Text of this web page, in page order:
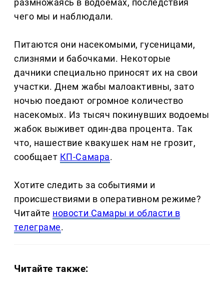
размножаясь в водоемах, последствия
чего мы и наблюдали.
Питаются они насекомыми, гусеницами,
слизнями и бабочками. Некоторые
дачники специально приносят их на свои
участки. Днем жабы малоактивны, зато
ночью поедают огромное количество
насекомых. Из тысяч покинувших водоемы
жабок выживет один-два процента. Так
что, нашествие квакушек нам не грозит,
сообщает КП-Самара.
Хотите следить за событиями и
происшествиями в оперативном режиме?
Читайте новости Самары и области в
телеграме.
Читайте также: